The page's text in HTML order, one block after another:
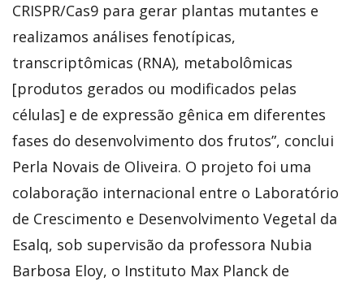
CRISPR/Cas9 para gerar plantas mutantes e
realizamos análises fenotípicas,
transcriptômicas (RNA), metabolômicas
[produtos gerados ou modificados pelas
células] e de expressão gênica em diferentes
fases do desenvolvimento dos frutos”, conclui
Perla Novais de Oliveira. O projeto foi uma
colaboração internacional entre o Laboratório
de Crescimento e Desenvolvimento Vegetal da
Esalq, sob supervisão da professora Nubia
Barbosa Eloy, o Instituto Max Planck de